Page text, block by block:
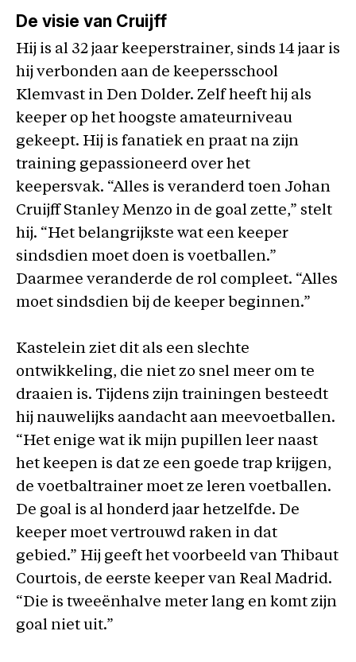
De visie van Cruijff
Hij is al 32 jaar keeperstrainer, sinds 14 jaar is
hij verbonden aan de keepersschool
Klemvast in Den Dolder. Zelf heeft hij als
keeper op het hoogste amateurniveau
gekeept. Hij is fanatiek en praat na zijn
training gepassioneerd over het
keepersvak. “Alles is veranderd toen Johan
Cruijff Stanley Menzo in de goal zette,” stelt
hij. “Het belangrijkste wat een keeper
sindsdien moet doen is voetballen.”
Daarmee veranderde de rol compleet. “Alles
moet sindsdien bij de keeper beginnen.”
Kastelein ziet dit als een slechte
ontwikkeling, die niet zo snel meer om te
draaien is. Tijdens zijn trainingen besteedt
hij nauwelijks aandacht aan meevoetballen.
“Het enige wat ik mijn pupillen leer naast
het keepen is dat ze een goede trap krijgen,
de voetbaltrainer moet ze leren voetballen.
De goal is al honderd jaar hetzelfde. De
keeper moet vertrouwd raken in dat
gebied.” Hij geeft het voorbeeld van Thibaut
Courtois, de eerste keeper van Real Madrid.
“Die is tweeënhalve meter lang en komt zijn
goal niet uit.”